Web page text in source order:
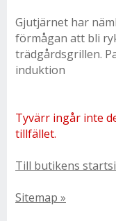
Gjutjärnet har
förmågan att bli
trädgårdsgrillen.
induktion
Tyvärr ingår inte
tillfället.
Till butikens
Sitemap »